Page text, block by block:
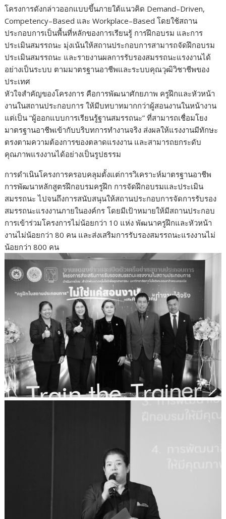
โครงการดังกล่าวออกแบบขึ้นภายใต้แนวคิด Demand–Driven,
Competency–Based และ Workplace–Based โดยใช้สถาน
ประกอบการเป็นพื้นที่หลักของการเรียนรู้ การฝึกอบรม และการ
ประเมินสมรรถนะ มุ่งเน้นให้สถานประกอบการสามารถจัดฝึกอบรม
ประเมินสมรรถนะ และรายงานผลการรับรองสมรรถนะแรงงานได้
อย่างเป็นระบบ ตามมาตรฐานอาชีพและระบบคุณวุฒิวิชาชีพของ
ประเทศ
หัวใจสำคัญของโครงการ คือการพัฒนาศักยภาพ ครูฝึกและหัวหน้า
งานในสถานประกอบการ ให้มีบทบาทมากกว่าผู้สอนงานในหน้างาน
แต่เป็น “ผู้ออกแบบการเรียนรู้ฐานสมรรถนะ” ที่สามารถเชื่อมโยง
มาตรฐานอาชีพเข้ากับบริบทการทำงานจริง ส่งผลให้แรงงานมีทักษะ
ตรงตามความต้องการของตลาดแรงงาน และสามารถยกระดับ
คุณภาพแรงงานได้อย่างเป็นรูปธรรม
การดำเนินโครงการครอบคลุมตั้งแต่การวิเคราะห์มาตรฐานอาชีพ
การพัฒนาหลักสูตรฝึกอบรมครูฝึก การจัดฝึกอบรมและประเมิน
สมรรถนะ ไปจนถึงการสนับสนุนให้สถานประกอบการจัดการรับรอง
สมรรถนะแรงงานภายในองค์กร โดยมีเป้าหมายให้มีสถานประกอบ
การเข้าร่วมโครงการไม่น้อยกว่า 10 แห่ง พัฒนาครูฝึกและหัวหน้า
งานไม่น้อยกว่า 80 คน และส่งเสริมการรับรองสมรรถนะแรงงานไม่
น้อยกว่า 800 คน